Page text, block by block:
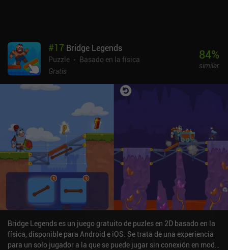
#17 Bridge Legends
Puzzle
Basado en la física
Gratis
84%
similar
Bridge Legends es un juego gratuito de puzles en 2D basado en la
física, disponible para Android e iOS. Se trata de una experiencia
para un solo jugador a la que se puede jugar sin conexión en modo